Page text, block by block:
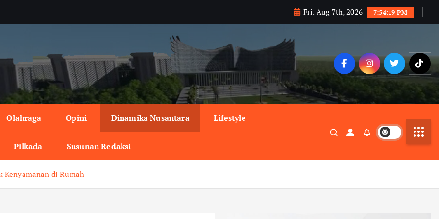
Fri. Aug 7th, 2026 7:54:20 PM
Olahraga Opini Dinamika Nusantara Lifestyle
Pilkada Susunan Redaksi
Kenyamanan di Rumah